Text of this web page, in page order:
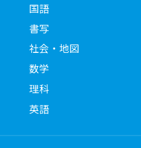
国語
書写
社会・地図
数学
理科
英語